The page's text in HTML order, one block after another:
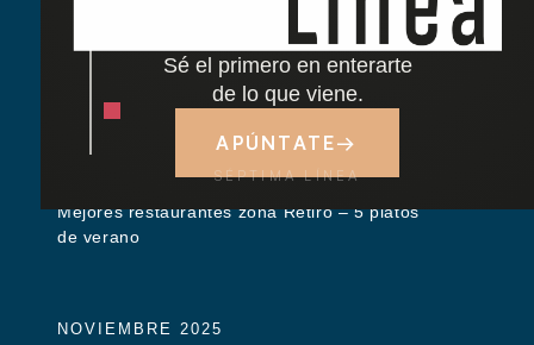
Sé el primero en enterarte
de lo que viene.
APÚNTATE→
SÉPTIMA LÍNEA
Dónde comer cerca del Parque del Retiro en
Madrid
Tapas y terraza junto al Retiro
Mejores restaurantes zona Retiro – 5 platos
de verano
NOVIEMBRE 2025